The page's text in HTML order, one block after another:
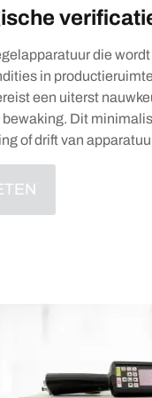
die
in
een uiterst
Dit
of drift van